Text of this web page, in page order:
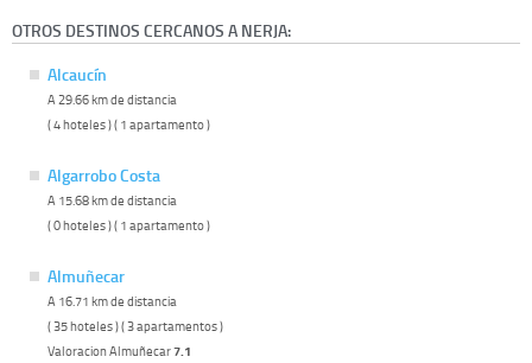
OTROS DESTINOS CERCANOS A NERJA:
Alcaucín
A 29.66 km de distancia
( 4 hoteles ) ( 1 apartamento )
Algarrobo Costa
A 15.68 km de distancia
( 0 hoteles ) ( 1 apartamento )
Almuñecar
A 16.71 km de distancia
( 35 hoteles ) ( 3 apartamentos )
Valoracion Almuñecar7.1